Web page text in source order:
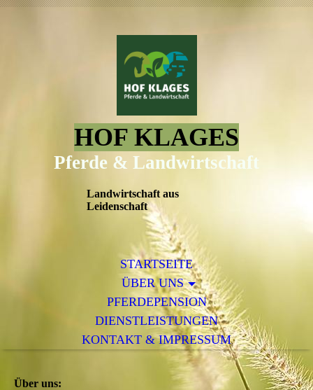
HOF KLAGES
Pferde & Landwirtschaft
Landwirtschaft aus
Leidenschaft
STARTSEITE
ÜBER UNS
PFERDEPENSION
DIENSTLEISTUNGEN
KONTAKT & IMPRESSUM
Über uns: